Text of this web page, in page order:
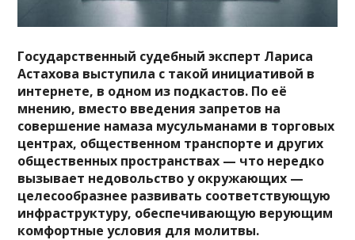
Государственный судебный эксперт Лариса
Астахова выступила с такой инициативой в
интернете, в одном из подкастов. По её
мнению, вместо введения запретов на
совершение намаза мусульманами в торговых
центрах, общественном транспорте и других
общественных пространствах — что нередко
вызывает недовольство у окружающих —
целесообразнее развивать соответствующую
инфраструктуру, обеспечивающую верующим
комфортные условия для молитвы.